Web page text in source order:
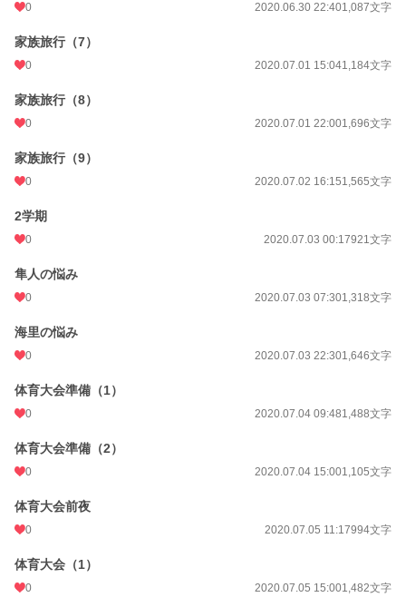
0 2020.06.30 22:401,087文字
家族旅行（7）
0 2020.07.01 15:041,184文字
家族旅行（8）
0 2020.07.01 22:001,696文字
家族旅行（9）
0 2020.07.02 16:151,565文字
2学期
0 2020.07.03 00:17921文字
隼人の悩み
0 2020.07.03 07:301,318文字
海里の悩み
0 2020.07.03 22:301,646文字
体育大会準備（1）
0 2020.07.04 09:481,488文字
体育大会準備（2）
0 2020.07.04 15:001,105文字
体育大会前夜
0 2020.07.05 11:17994文字
体育大会（1）
0 2020.07.05 15:001,482文字